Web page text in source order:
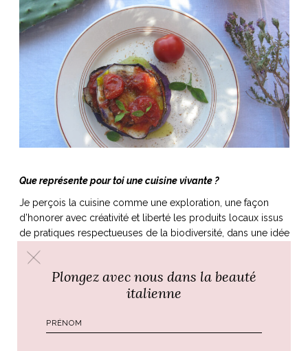
Que représente pour toi une cuisine vivante ?
Je perçois la cuisine comme une exploration, une façon
d’honorer avec créativité et liberté les produits locaux issus
de pratiques respectueuses de la biodiversité, dans une idée
d’accompagnement du vivant en agissant avec et non
contre. Je réalise que beaucoup de souvenirs qui me sont
chers sont ceux liés à la nature et au plaisir que j’ai ressenti
en découvrant de nouvelles saveurs. J’aime l’idée de
qui mêlent mes passions pour l’écologie, les plantes, le
Plongez avec nous dans la beauté
italienne